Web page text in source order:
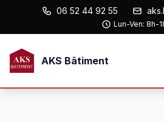
06 52 44 92 55
Lun-Ven: 8h-
AKS Bâtiment